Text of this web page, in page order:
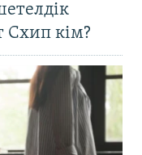
Схип кім?